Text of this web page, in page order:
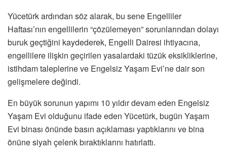
Yücetürk ardından söz alarak, bu sene Engelliler
Haftası’nın engellilerin “çözülemeyen” sorunlarından dolayı
buruk geçtiğini kaydederek, Engelli Dairesi ihtiyacına,
engellilere ilişkin geçirilen yasalardaki tüzük eksikliklerine,
istihdam taleplerine ve Engelsiz Yaşam Evi’ne dair son
gelişmelere değindi.
En büyük sorunun yapımı 10 yıldır devam eden Engelsiz
Yaşam Evi olduğunu ifade eden Yücetürk, bugün Yaşam
Evi binası önünde basın açıklaması yaptıklarını ve bina
önüne siyah çelenk bıraktıklarını hatırlattı.